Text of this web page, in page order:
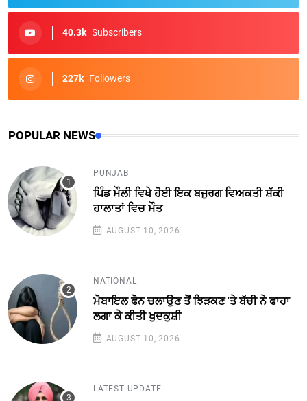
40.3k Subscribers
227k Followers
POPULAR NEWS
PUNJAB
ਪਿੰਡ ਮੌਲੀ ਵਿਖੇ ਹੋਈ ਇਕ ਬਜੁਰਗ ਵਿਅਕਤੀ ਸ਼ੱਕੀ
ਹਾਲਾਤਾਂ ਵਿਚ ਮੌਤ
AUGUST 10, 2026
NATIONAL
ਮੋਬਾਇਲ ਫੋਨ ਚਲਾਉਣ ਤੋਂ ਝਿੜਕਣ 'ਤੇ ਬੱਚੀ ਨੇ ਫਾਹਾ
ਲਗਾ ਕੇ ਕੀਤੀ ਖੁਦਕੁਸ਼ੀ
AUGUST 10, 2026
LATEST UPDATE